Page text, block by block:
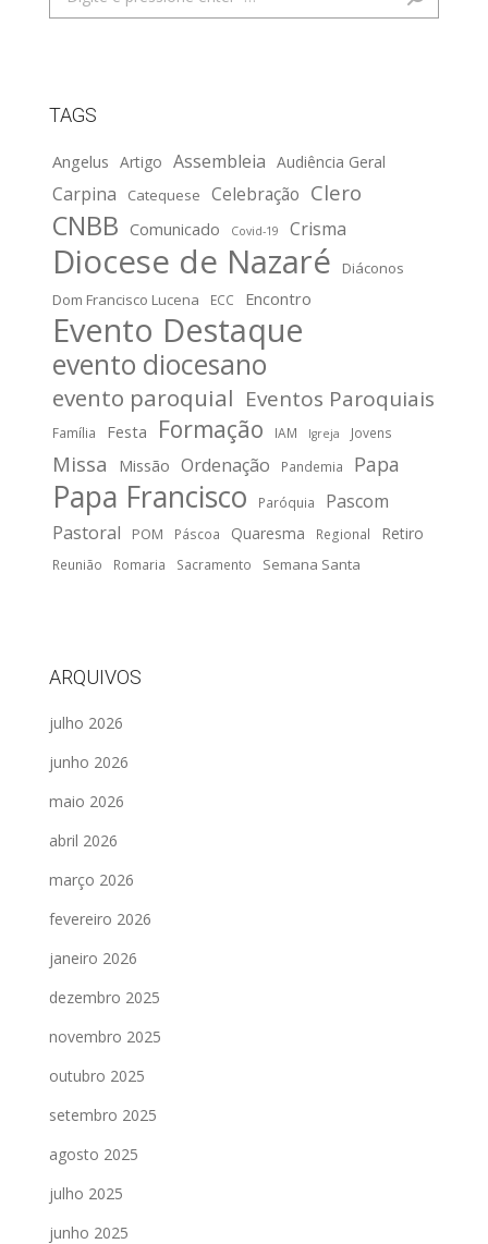
TAGS
Angelus Artigo Assembleia Audiência Geral
Carpina Catequese Celebração Clero
CNBB Comunicado Covid-19 Crisma
Diocese de Nazaré
Diáconos
Dom Francisco Lucena
ECC Encontro
Evento Destaque
evento diocesano
evento paroquial Eventos Paroquiais
Família Festa Formação IAM Igreja Jovens
Missa Missão Ordenação Pandemia Papa
Papa Francisco Paróquia
Pascom
Pastoral
POM Páscoa Quaresma Regional Retiro
Reunião Romaria Sacramento Semana Santa
ARQUIVOS
julho 2026
junho 2026
maio 2026
abril 2026
março 2026
fevereiro 2026
janeiro 2026
dezembro 2025
novembro 2025
outubro 2025
setembro 2025
agosto 2025
julho 2025
junho 2025